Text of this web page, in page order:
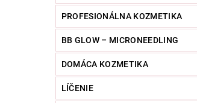
PROFESIONÁLNA KOZMETIKA
BB GLOW – MICRONEEDLING
DOMÁCA KOZMETIKA
LÍČENIE